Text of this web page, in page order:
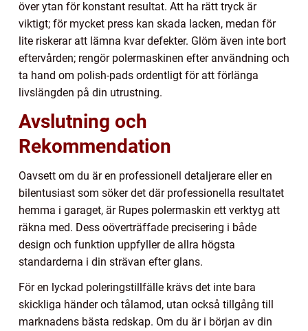
över ytan för konstant resultat. Att ha rätt tryck är
viktigt; för mycket press kan skada lacken, medan för
lite riskerar att lämna kvar defekter. Glöm även inte bort
eftervården; rengör polermaskinen efter användning och
ta hand om polish-pads ordentligt för att förlänga
livslängden på din utrustning.
Avslutning och
Rekommendation
Oavsett om du är en professionell detaljerare eller en
bilentusiast som söker det där professionella resultatet
hemma i garaget, är Rupes polermaskin ett verktyg att
räkna med. Dess oöverträffade precisering i både
design och funktion uppfyller de allra högsta
standarderna i din strävan efter glans.
För en lyckad poleringstillfälle krävs det inte bara
skickliga händer och tålamod, utan också tillgång till
marknadens bästa redskap. Om du är i början av din